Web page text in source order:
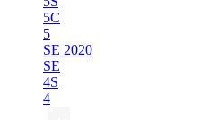
5C
5
SE 2020
SE
4S
4